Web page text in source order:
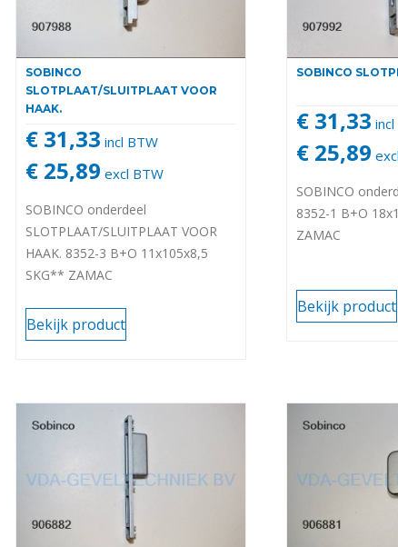
SOBINCO
SLOTPLAAT/SLUITPLAAT VOOR
HAAK.
€ 31,33 incl BTW
€ 25,89 excl BTW
SOBINCO onderdeel
SLOTPLAAT/SLUITPLAAT VOOR
HAAK. 8352-3 B+O 11x105x8,5
SKG** ZAMAC
Bekijk product
SOBINCO
€ 31,33
€ 25,89
SOBINCO
8352-1 B+O
ZAMAC
Bekijk product